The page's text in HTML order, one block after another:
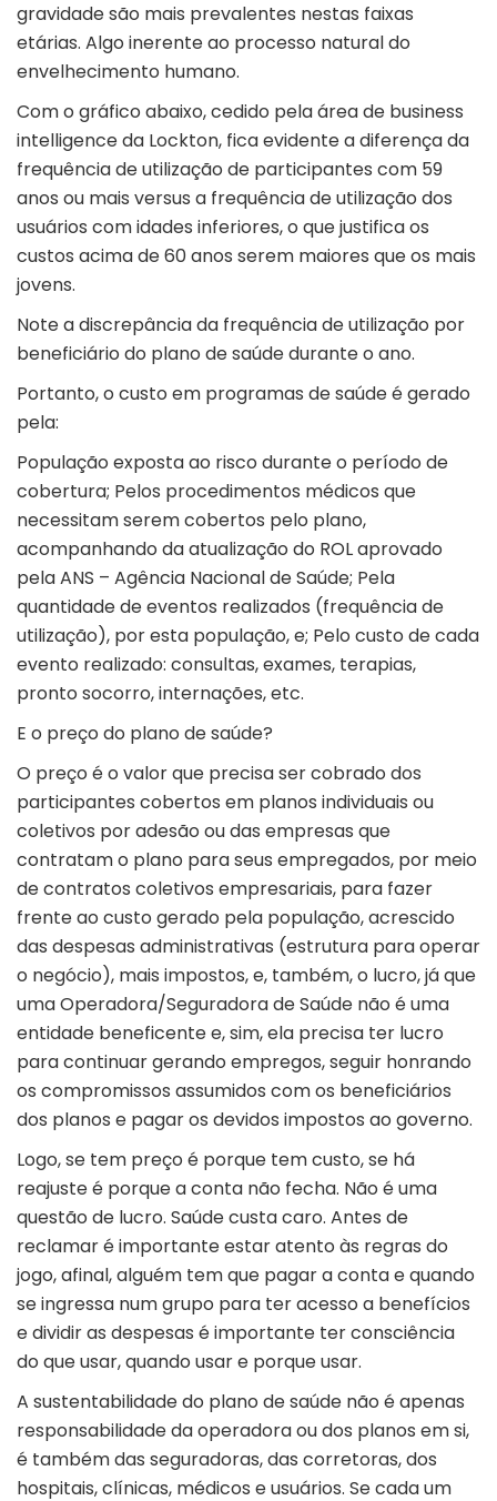
gravidade são mais prevalentes nestas faixas
etárias. Algo inerente ao processo natural do
envelhecimento humano.
Com o gráfico abaixo, cedido pela área de business
intelligence da Lockton, fica evidente a diferença da
frequência de utilização de participantes com 59
anos ou mais versus a frequência de utilização dos
usuários com idades inferiores, o que justifica os
custos acima de 60 anos serem maiores que os mais
jovens.
Note a discrepância da frequência de utilização por
beneficiário do plano de saúde durante o ano.
Portanto, o custo em programas de saúde é gerado
pela:
População exposta ao risco durante o período de
cobertura; Pelos procedimentos médicos que
necessitam serem cobertos pelo plano,
acompanhando da atualização do ROL aprovado
pela ANS – Agência Nacional de Saúde; Pela
quantidade de eventos realizados (frequência de
utilização), por esta população, e; Pelo custo de cada
evento realizado: consultas, exames, terapias,
pronto socorro, internações, etc.
E o preço do plano de saúde?
O preço é o valor que precisa ser cobrado dos
participantes cobertos em planos individuais ou
coletivos por adesão ou das empresas que
contratam o plano para seus empregados, por meio
de contratos coletivos empresariais, para fazer
frente ao custo gerado pela população, acrescido
das despesas administrativas (estrutura para operar
o negócio), mais impostos, e, também, o lucro, já que
uma Operadora/Seguradora de Saúde não é uma
entidade beneficente e, sim, ela precisa ter lucro
para continuar gerando empregos, seguir honrando
os compromissos assumidos com os beneficiários
dos planos e pagar os devidos impostos ao governo.
Logo, se tem preço é porque tem custo, se há
reajuste é porque a conta não fecha. Não é uma
questão de lucro. Saúde custa caro. Antes de
reclamar é importante estar atento às regras do
jogo, afinal, alguém tem que pagar a conta e quando
se ingressa num grupo para ter acesso a benefícios
e dividir as despesas é importante ter consciência
do que usar, quando usar e porque usar.
A sustentabilidade do plano de saúde não é apenas
responsabilidade da operadora ou dos planos em si,
é também das seguradoras, das corretoras, dos
hospitais, clínicas, médicos e usuários. Se cada um